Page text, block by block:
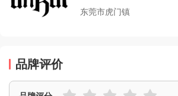
东莞市虎门镇
品牌评价